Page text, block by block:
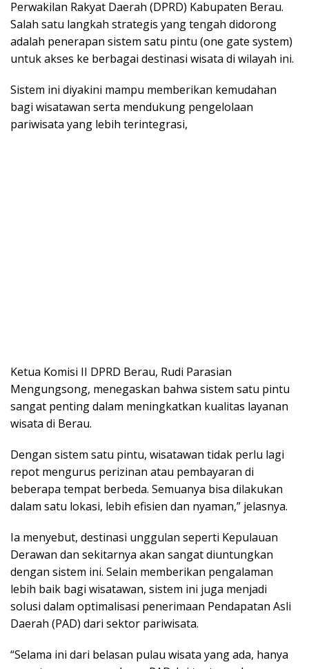
Perwakilan Rakyat Daerah (DPRD) Kabupaten Berau.
Salah satu langkah strategis yang tengah didorong
adalah penerapan sistem satu pintu (one gate system)
untuk akses ke berbagai destinasi wisata di wilayah ini.
Sistem ini diyakini mampu memberikan kemudahan
bagi wisatawan serta mendukung pengelolaan
pariwisata yang lebih terintegrasi,
Ketua Komisi II DPRD Berau, Rudi Parasian
Mengungsong, menegaskan bahwa sistem satu pintu
sangat penting dalam meningkatkan kualitas layanan
wisata di Berau.
Dengan sistem satu pintu, wisatawan tidak perlu lagi
repot mengurus perizinan atau pembayaran di
beberapa tempat berbeda. Semuanya bisa dilakukan
dalam satu lokasi, lebih efisien dan nyaman,” jelasnya.
Ia menyebut, destinasi unggulan seperti Kepulauan
Derawan dan sekitarnya akan sangat diuntungkan
dengan sistem ini. Selain memberikan pengalaman
lebih baik bagi wisatawan, sistem ini juga menjadi
solusi dalam optimalisasi penerimaan Pendapatan Asli
Daerah (PAD) dari sektor pariwisata.
“Selama ini dari belasan pulau wisata yang ada, hanya